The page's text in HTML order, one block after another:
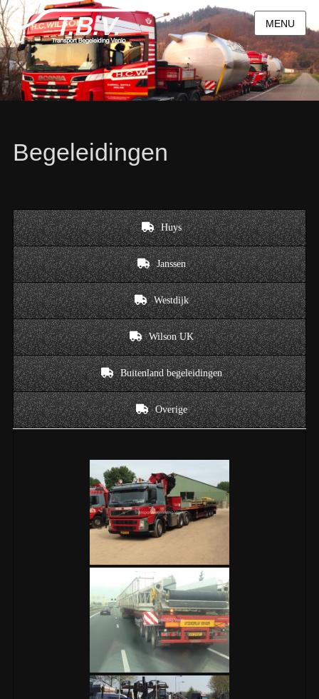
MENU
Begeleidingen
Huys
Janssen
Westdijk
Wilson UK
Buitenland begeleidingen
Overige